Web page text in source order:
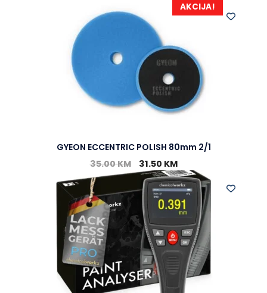
AKCIJA!
GYEON ECCENTRIC POLISH 80mm 2/1
35.00KM 31.50 KM